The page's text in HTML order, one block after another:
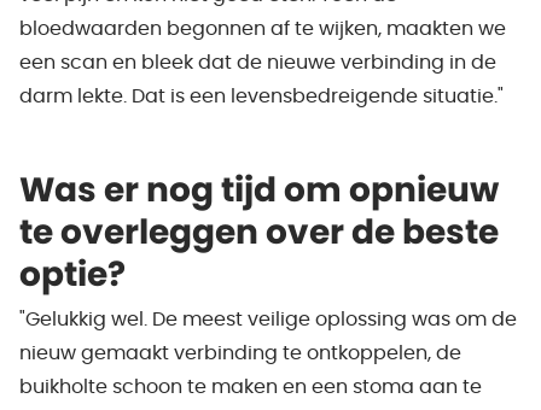
bloedwaarden begonnen af te wijken, maakten we
een scan en bleek dat de nieuwe verbinding in de
darm lekte. Dat is een levensbedreigende situatie."
Was er nog tijd om opnieuw
te overleggen over de beste
optie?
"Gelukkig wel. De meest veilige oplossing was om de
nieuw gemaakt verbinding te ontkoppelen, de
buikholte schoon te maken en een stoma aan te